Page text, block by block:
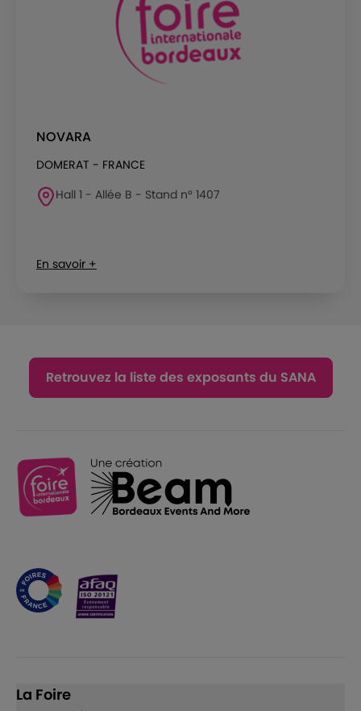
NOVARA
DOMERAT - FRANCE
Hall 1 - Allée B - Stand n° 1407
En savoir +
Retrouvez la liste des exposants du SANA
La Foire